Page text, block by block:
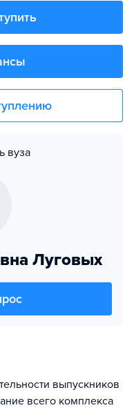
вуза
Луговых
выпускников
всего комплекса